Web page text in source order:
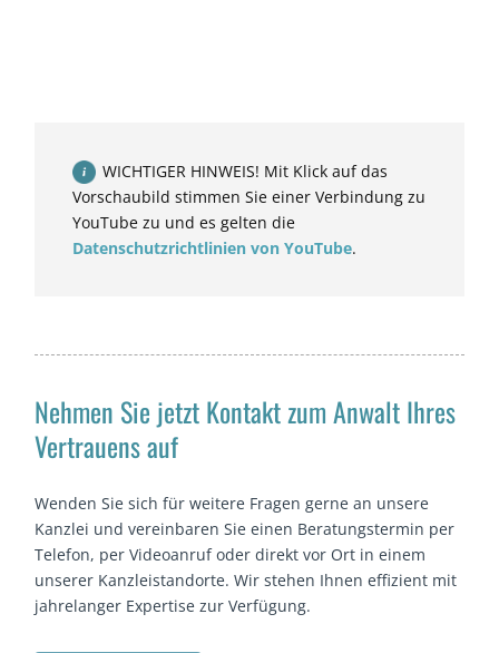
WICHTIGER HINWEIS! Mit Klick auf das
Vorschaubild stimmen Sie einer Verbindung zu
YouTube zu und es gelten die
Datenschutzrichtlinien von YouTube.
Nehmen Sie jetzt Kontakt zum Anwalt Ihres
Vertrauens auf
Wenden Sie sich für weitere Fragen gerne an unsere
Kanzlei und vereinbaren Sie einen Beratungstermin per
Telefon, per Videoanruf oder direkt vor Ort in einem
unserer Kanzleistandorte. Wir stehen Ihnen effizient mit
jahrelanger Expertise zur Verfügung.